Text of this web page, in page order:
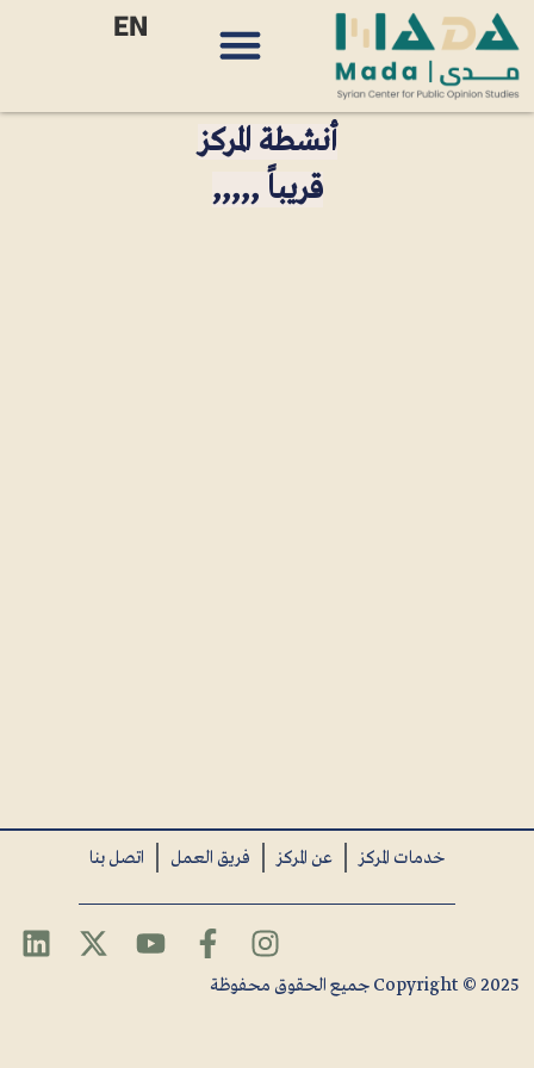
EN
أنشطة المركز
قريباً ,,,,,
خدمات المركز عن المركز فريق العمل اتصل بنا
Copyright © 2025 جميع الحقوق محفوظة